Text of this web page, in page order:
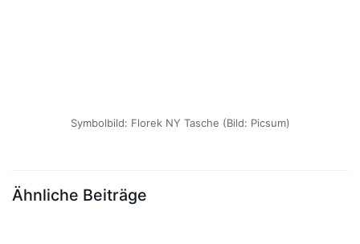
Symbolbild: Florek NY Tasche (Bild: Picsum)
Ähnliche Beiträge